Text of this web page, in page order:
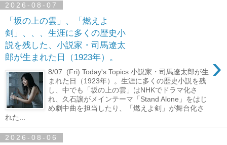
2026-08-07
「坂の上の雲」、「燃えよ
剣」、、、生涯に多くの歴史小
説を残した、小説家・司馬遼太
郎が生まれた日（1923年）。
›
8/07 (Fri) Today's Topics 小説家・司馬遼太郎が生
まれた日（1923年）。生涯に多くの歴史小説を残
し、中でも「坂の上の雲」はNHKでドラマ化さ
れ、久石譲がメインテーマ「Stand Alone」をはじ
め劇中曲を担当したり、「燃えよ剣」が舞台化さ
れた...
2026-08-06